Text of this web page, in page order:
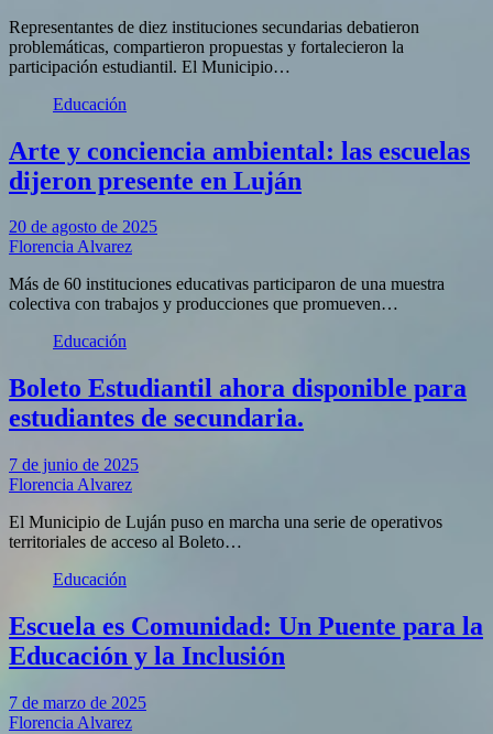
Representantes de diez instituciones secundarias debatieron
problemáticas, compartieron propuestas y fortalecieron la
participación estudiantil. El Municipio…
Educación
Arte y conciencia ambiental: las escuelas
dijeron presente en Luján
20 de agosto de 2025
Florencia Alvarez
Más de 60 instituciones educativas participaron de una muestra
colectiva con trabajos y producciones que promueven…
Educación
Boleto Estudiantil ahora disponible para
estudiantes de secundaria.
7 de junio de 2025
Florencia Alvarez
El Municipio de Luján puso en marcha una serie de operativos
territoriales de acceso al Boleto…
Educación
Escuela es Comunidad: Un Puente para la
Educación y la Inclusión
7 de marzo de 2025
Florencia Alvarez